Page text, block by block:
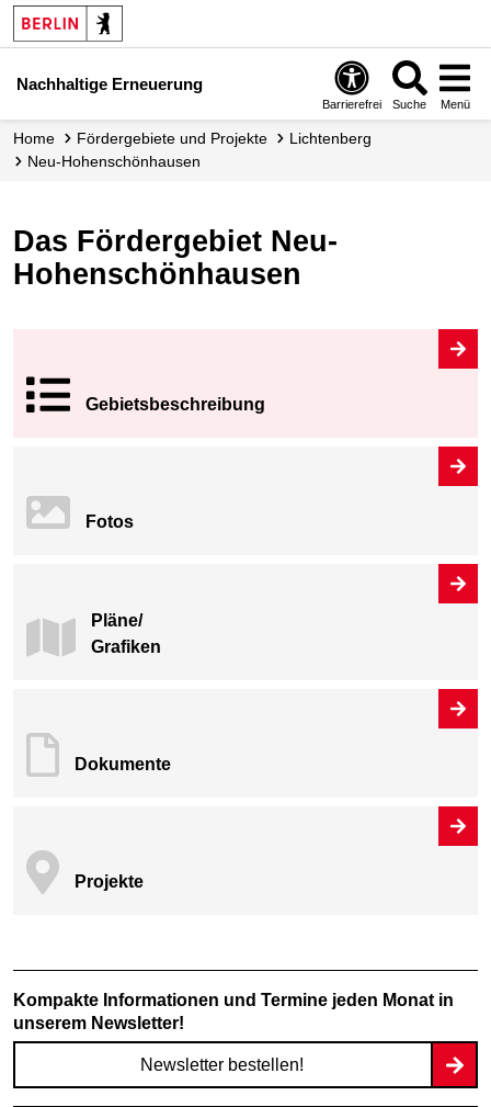
Nachhaltige Erneuerung
Barrierefrei Suche Menü
Home Fördergebiete und Projekte
Lichtenberg
Neu-Hohenschönhausen
Das Fördergebiet Neu-
Hohenschönhausen
Gebiets­beschreibung
Fotos
Pläne/
Grafiken
Dokumente
Projekte
Kompakte Informationen und Termine jeden Monat in
unserem Newsletter!
Newsletter bestellen!